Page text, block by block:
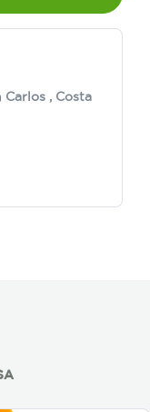
Carlos , Costa